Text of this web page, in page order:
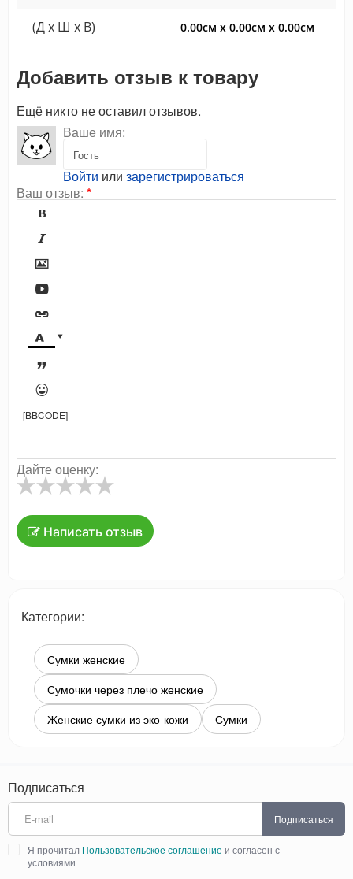
(Д x Ш x В) 0.00см x 0.00см x 0.00см
Добавить отзыв к товару
Ещё никто не оставил отзывов.
Ваше имя:
Войти или зарегистрироваться
Ваш отзыв: *









[BBCODE]
Дайте оценку:
Написать отзыв
Категории:
Сумки женские
Сумочки через плечо женские
Женские сумки из эко-кожи
Сумки
Подписаться
Подписаться
Я прочитал Пользовательское соглашение и согласен с
условиями